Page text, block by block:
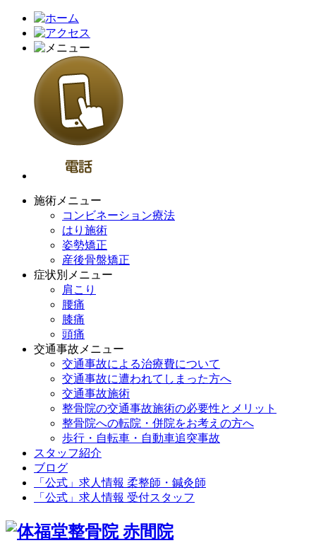
施術メニュー
コンビネーション療法
はり施術
姿勢矯正
産後骨盤矯正
症状別メニュー
肩こり
腰痛
膝痛
頭痛
交通事故メニュー
交通事故による治療費について
交通事故に遭われてしまった方へ
交通事故施術
整骨院の交通事故施術の必要性とメリット
整骨院への転院・併院をお考えの方へ
歩行・自転車・自動車追突事故
スタッフ紹介
ブログ
「公式」求人情報 柔整師・鍼灸師
「公式」求人情報 受付スタッフ